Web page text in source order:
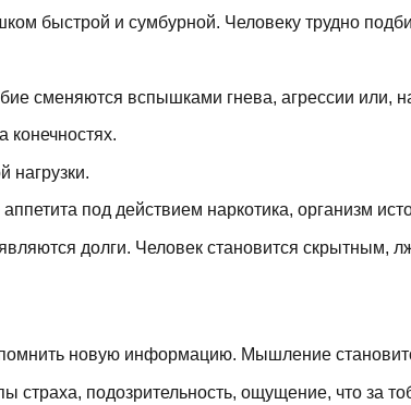
быстрой и сумбурной. Человеку трудно
сменяются вспышками гнева, агрессии или,
конечностях.
нагрузки.
под действием наркотика, организм
долги. Человек становится скрытным,
новую информацию. Мышление
страха, подозрительность, ощущение, что за